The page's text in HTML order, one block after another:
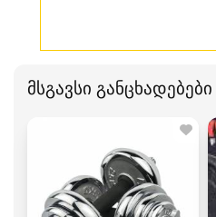
მსგავსი განცხადებები